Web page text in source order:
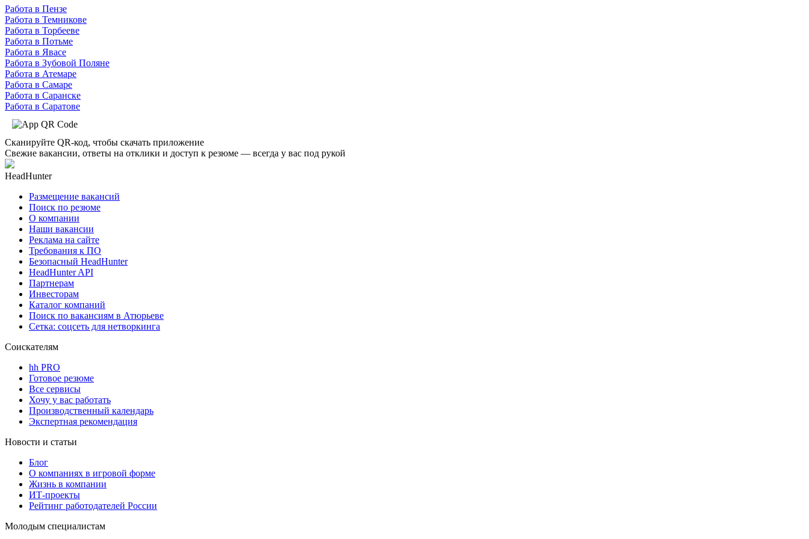
Работа в Пензе
Работа в Темникове
Работа в Торбееве
Работа в Потьме
Работа в Явасе
Работа в Зубовой Поляне
Работа в Атемаре
Работа в Самаре
Работа в Саранске
Работа в Саратове
Сканируйте QR-код, чтобы скачать приложение
Свежие вакансии, ответы на отклики и доступ к резюме — всегда у вас под рукой
HeadHunter
Размещение вакансий
Поиск по резюме
О компании
Наши вакансии
Реклама на сайте
Требования к ПО
Безопасный HeadHunter
HeadHunter API
Партнерам
Инвесторам
Каталог компаний
Поиск по вакансиям в Атюрьеве
Сетка: соцсеть для нетворкинга
Соискателям
hh PRO
Готовое резюме
Все сервисы
Хочу у вас работать
Производственный календарь
Экспертная рекомендация
Новости и статьи
Блог
О компаниях в игровой форме
Жизнь в компании
ИТ-проекты
Рейтинг работодателей России
Молодым специалистам